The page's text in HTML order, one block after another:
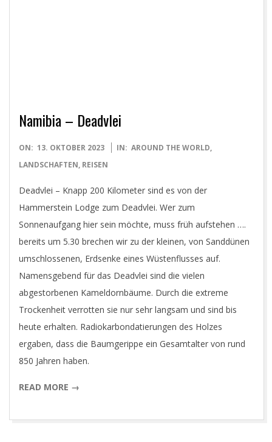
Namibia – Deadvlei
2023-
10-
ON: 13. OKTOBER 2023 IN: AROUND THE WORLD,
LANDSCHAFTEN, REISEN
Deadvlei – Knapp 200 Kilometer sind es von der
Hammerstein Lodge zum Deadvlei. Wer zum
Sonnenaufgang hier sein möchte, muss früh aufstehen ….
bereits um 5.30 brechen wir zu der kleinen, von Sanddünen
umschlossenen, Erdsenke eines Wüstenflusses auf.
Namensgebend für das Deadvlei sind die vielen
abgestorbenen Kameldornbäume. Durch die extreme
Trockenheit verrotten sie nur sehr langsam und sind bis
heute erhalten. Radiokarbondatierungen des Holzes
ergaben, dass die Baumgerippe ein Gesamtalter von rund
850 Jahren haben.
READ MORE →